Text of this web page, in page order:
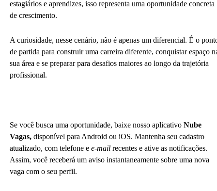
estagiários e aprendizes, isso representa uma oportunidade concreta
de crescimento.
A curiosidade, nesse cenário, não é apenas um diferencial. É o
de partida para construir uma carreira diferente, conquistar espaço
sua área e se preparar para desafios maiores ao longo da trajetória
profissional.
Se você busca uma oportunidade, baixe nosso aplicativo Nube
Vagas, disponível para Android ou iOS. Mantenha seu cadastro
atualizado, com telefone e e-mail recentes e ative as notificações.
Assim, você receberá um aviso instantaneamente sobre uma nova
vaga com o seu perfil.